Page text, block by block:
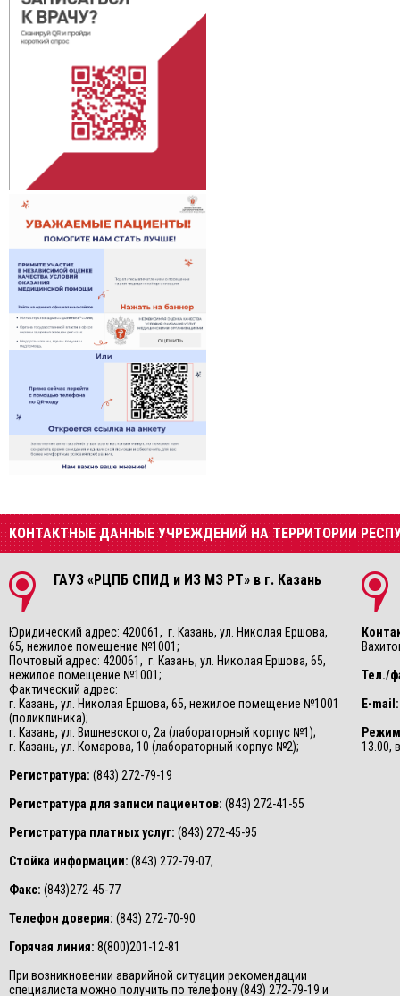
КОНТАКТНЫЕ ДАННЫЕ УЧРЕЖДЕНИЙ НА ТЕРРИТОРИИ
ГАУЗ «РЦПБ СПИД и ИЗ МЗ РТ» в г. Казань
Юридический адрес: 420061, г. Казань, ул. Николая Ершова,
65, нежилое помещение №1001;
Почтовый адрес: 420061, г. Казань, ул. Николая Ершова, 65,
нежилое помещение №1001;
Фактический адрес:
г. Казань, ул. Николая Ершова, 65, нежилое помещение №1001
(поликлиника);
г. Казань, ул. Вишневского, 2а (лабораторный корпус №1);
г. Казань, ул. Комарова, 10 (лабораторный корпус №2);
Регистратура: (843) 272-79-19
Регистратура для записи пациентов: (843) 272-41-55
Регистратура платных услуг: (843) 272-45-95
Стойка информации: (843) 272-79-07,
Факс: (843)272-45-77
Телефон доверия: (843) 272-70-90
Горячая линия: 8(800)201-12-81
При возникновении аварийной ситуации рекомендации
специалиста можно получить по телефону (843) 272-79-19 и
Тел./
E-mail:
13.00,